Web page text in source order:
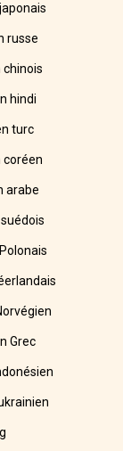
russe
chinois
hindi
turc
coréen
arabe
Grec